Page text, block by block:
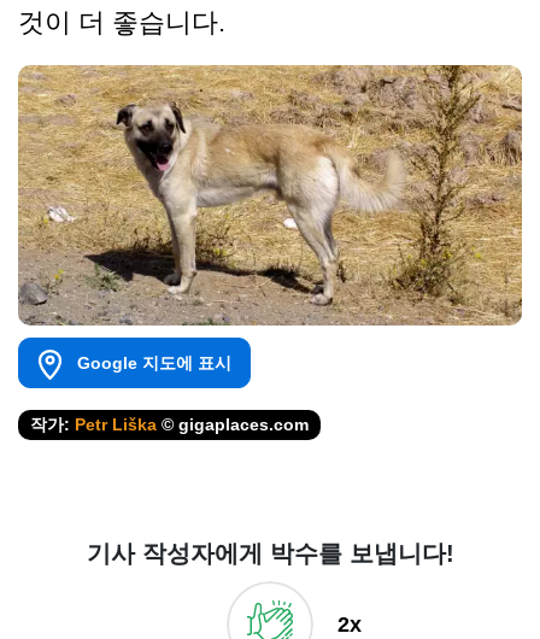
것이 더 좋습니다.
Google 지도에 표시
작가: Petr Liška © gigaplaces.com
기사 작성자에게 박수를 보냅니다!
2x